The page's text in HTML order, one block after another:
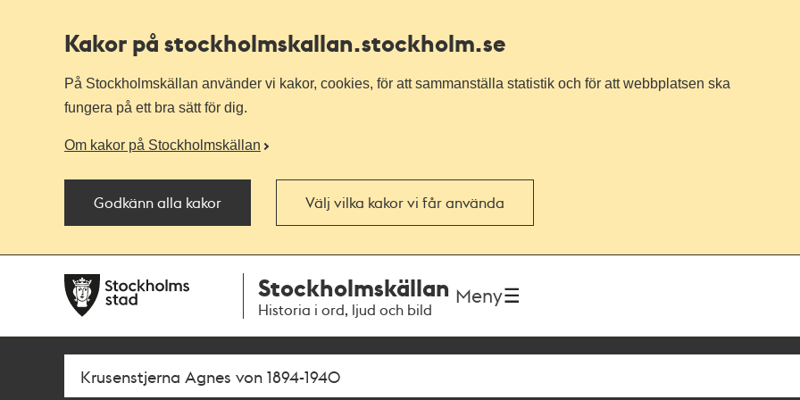
Kakor på stockholmskallan.stockholm.se
På Stockholmskällan använder vi kakor, cookies, för att sammanställa statistik och för att webbplatsen ska
fungera på ett bra sätt för dig.
Om kakor på Stockholmskällan
Godkänn alla kakor Välj vilka kakor vi får använda
navigationen
huvudinnehållet
Stockholmskällan
Historia i ord, ljud och bild
Meny
Sök